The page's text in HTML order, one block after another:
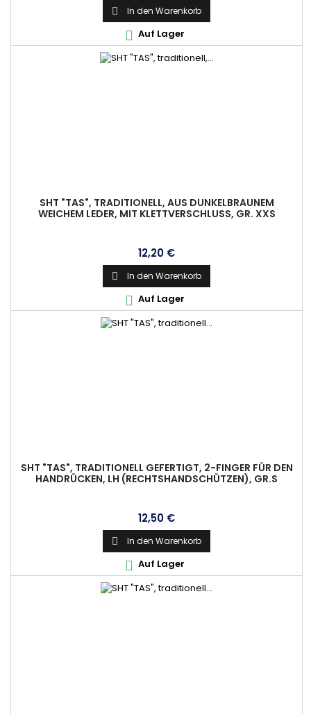
 In den Warenkorb
 Auf Lager
SHT "TAS", TRADITIONELL, AUS DUNKELBRAUNEM
WEICHEM LEDER, MIT KLETTVERSCHLUSS, GR. XXS
Preis
12,20 €
 In den Warenkorb
 Auf Lager
SHT "TAS", TRADITIONELL GEFERTIGT, 2-FINGER FÜR DEN
HANDRÜCKEN, LH (RECHTSHANDSCHÜTZEN), GR.S
Preis
12,50 €
 In den Warenkorb
 Auf Lager